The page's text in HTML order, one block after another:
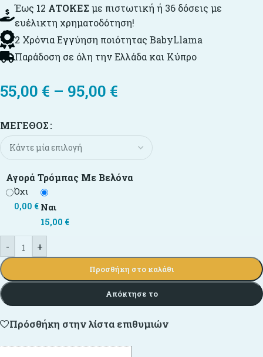
Έως 12 ΑΤΟΚΕΣ με πιστωτική ή 36 δόσεις με
ευέλικτη χρηματοδότηση!
2 Χρόνια Εγγύηση ποιότητας BabyLlama
Παράδοση σε όλη την Ελλάδα και Κύπρο
55,00 € – 95,00 €
ΜΈΓΕΘΟΣ
Αγορά Τρόμπας Με Βελόνα
Όχι
0,00 € Ναι
15,00 €
- +
Προσθήκη στο καλάθι
Απόκτησε το
Πρόσθήκη στην λίστα επιθυμιών